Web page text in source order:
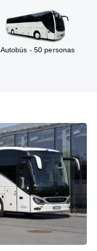
Autobús - 50 personas